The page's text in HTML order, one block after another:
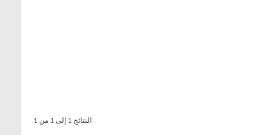
النتائج 1 إلى 1 من 1